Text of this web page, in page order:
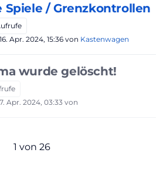
Spiele / Grenzkontrollen
16. Apr. 2024, 15:36 von Kastenwagen
wurde gelöscht!
7. Apr. 2024, 03:33 von
1 von 26